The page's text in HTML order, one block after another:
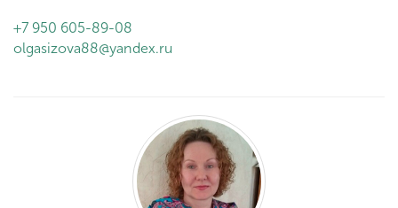
Студенческая жизнь
образовательной
организации
+7 950 605-89-08
olgasizova88@yandex.ru